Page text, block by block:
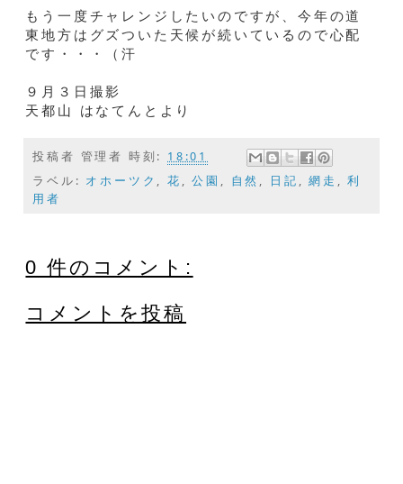
もう一度チャレンジしたいのですが、今年の道
東地方はグズついた天候が続いているので心配
です・・・（汗
９月３日撮影
天都山 はなてんとより
投稿者 管理者 時刻: 18:01
ラベル: オホーツク ,花 ,公園 , 自然 , 日記 ,網走 ,利
用者
0 件のコメント:
コメントを投稿